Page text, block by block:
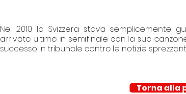
Nel 2010 la Svizzera stava semplicemente
arrivato ultimo in semifinale con la sua
successo in tribunale contro le notizie sprezzanti
Torna alla